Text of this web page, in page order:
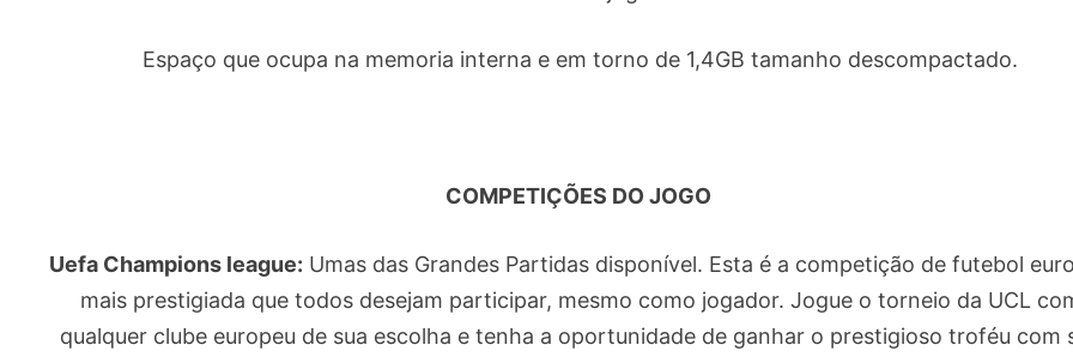
Espaço que ocupa na memoria interna e em torno de 1,4GB tamanho descompactado.
COMPETIÇÕES DO JOGO
Uefa Champions league: Umas das Grandes Partidas disponível. Esta é a competição de futebol
mais prestigiada que todos desejam participar, mesmo como jogador. Jogue o torneio da UCL
qualquer clube europeu de sua escolha e tenha a oportunidade de ganhar o prestigioso troféu com